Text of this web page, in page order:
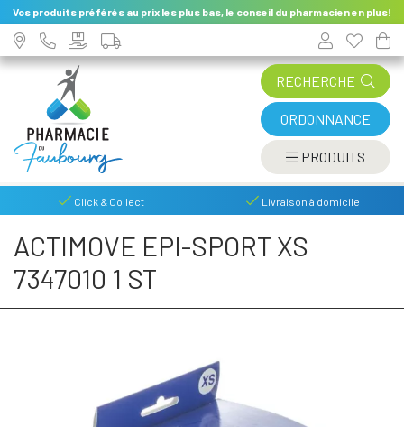
Vos produits préférés au prix les plus bas, le conseil du pharmacien en plus!
RECHERCHE
ORDONNANCE
PRODUITS
Click & Collect Livraison à domicile
ACTIMOVE EPI-SPORT XS
7347010 1 ST